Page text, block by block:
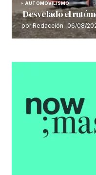
AUTOMOVILISMO
Desvelado el
por Redacción 06/08/